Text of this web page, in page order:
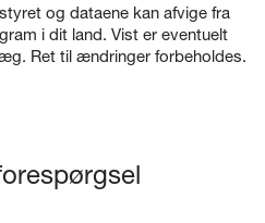
og dataene kan afvige fra
i dit land. Vist er eventuelt
Ret til ændringer forbeholdes.